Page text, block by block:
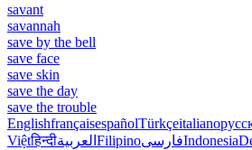
savant
savannah
save by the bell
save face
save skin
save the day
save the trouble
EnglishfrançaisespañolTürkçeitaliano
Việtहिन्दीالعربية FilipinoفارسیIndonesia